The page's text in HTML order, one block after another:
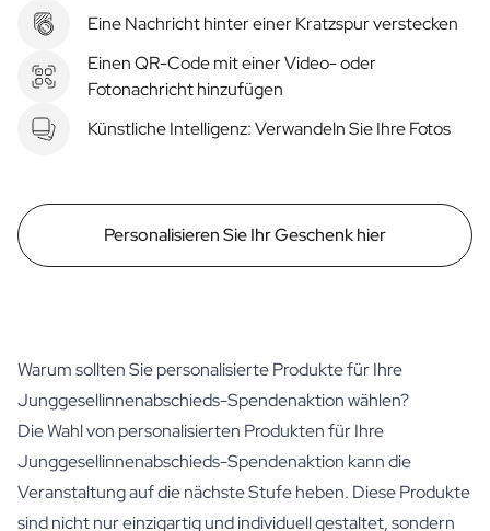
Eine Nachricht hinter einer Kratzspur verstecken
Einen QR-Code mit einer Video- oder
Fotonachricht hinzufügen
Künstliche Intelligenz: Verwandeln Sie Ihre Fotos
Personalisieren Sie Ihr Geschenk hier
Warum sollten Sie personalisierte Produkte für Ihre
Junggesellinnenabschieds-Spendenaktion wählen?
Die Wahl von personalisierten Produkten für Ihre
Junggesellinnenabschieds-Spendenaktion kann die
Veranstaltung auf die nächste Stufe heben. Diese Produkte
sind nicht nur einzigartig und individuell gestaltet, sondern